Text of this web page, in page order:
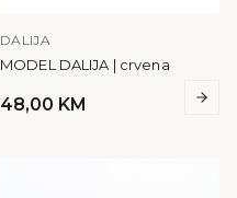
DALIJA
MODEL DALIJA | crvena
48,00 KM